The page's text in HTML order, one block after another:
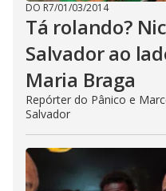
DO R7/01/03/2014
Tá rolando?
Salvador ao
Maria Braga
Repórter do Pânico e
Salvador